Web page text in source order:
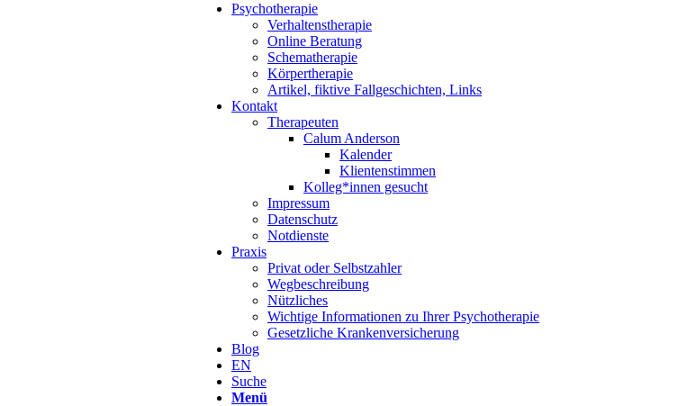
Psychotherapie
Verhaltenstherapie
Online Beratung
Schematherapie
Körpertherapie
Artikel, fiktive Fallgeschichten, Links
Kontakt
Therapeuten
Calum Anderson
Kalender
Klientenstimmen
Kolleg*innen gesucht
Impressum
Datenschutz
Notdienste
Praxis
Privat oder Selbstzahler
Wegbeschreibung
Nützliches
Wichtige Informationen zu Ihrer Psychotherapie
Gesetzliche Krankenversicherung
Blog
EN
Suche
Menü